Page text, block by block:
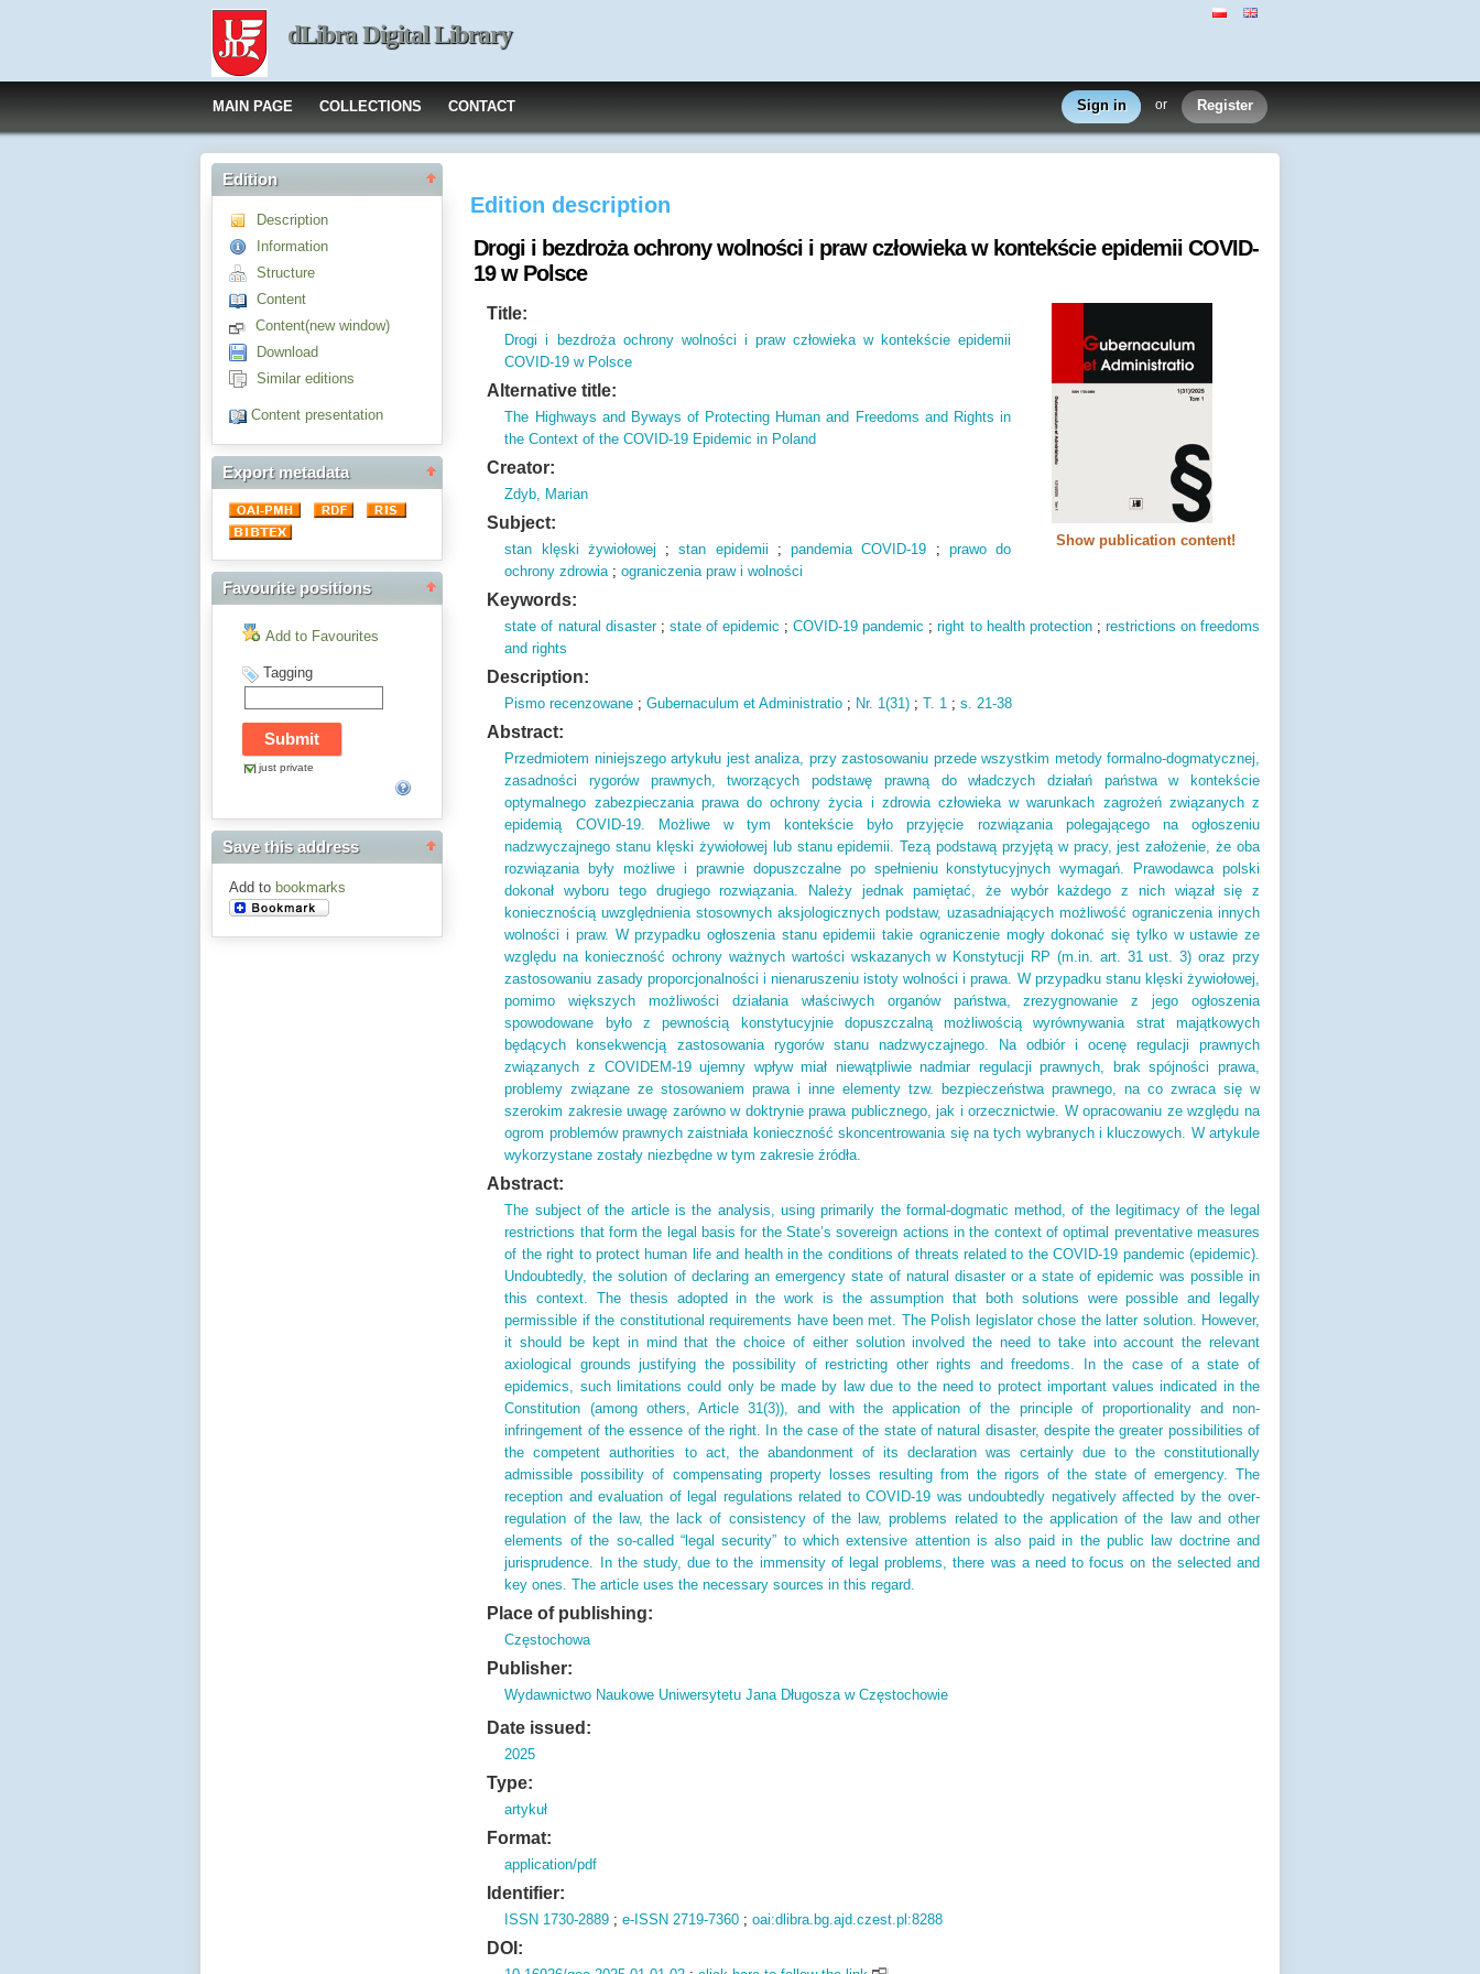
dLibra Digital Library
MAIN PAGE COLLECTIONS CONTACT Sign in or Register
Edition
Description
Information
Structure
Content
Content(new window)
Download
Similar editions
Content presentation
Export metadata
Favourite positions
Add to Favourites
Tagging
just private
Save this address
Add to bookmarks
Edition description
Drogi i bezdroża ochrony wolności i praw człowieka w kontekście epidemii COVID-
19 w Polsce
Show publication content!
Title:
Drogi i bezdroża ochrony wolności i praw człowieka w kontekście epidemii
COVID-19 w Polsce
Alternative title:
The Highways and Byways of Protecting Human and Freedoms and Rights in
the Context of the COVID-19 Epidemic in Poland
Creator:
Zdyb, Marian
Subject:
stan klęski żywiołowej ;stan epidemii ;pandemia COVID-19 ; prawo do
ochrony zdrowia;ograniczenia praw i wolności
Keywords:
state of natural disaster; state of epidemic ;COVID-19 pandemic ;right to health protection; restrictions on freedoms
and rights
Description:
Pismo recenzowane ;Gubernaculum et Administratio ; Nr. 1(31) ;T. 1 ;s. 21-38
Abstract:
Przedmiotem niniejszego artykułu jest analiza, przy zastosowaniu przede wszystkim metody formalno-dogmatycznej,
zasadności rygorów prawnych, tworzących podstawę prawną do władczych działań państwa w kontekście
optymalnego zabezpieczania prawa do ochrony życia i zdrowia człowieka w warunkach zagrożeń związanych z
epidemią COVID-19. Możliwe w tym kontekście było przyjęcie rozwiązania polegającego na ogłoszeniu
nadzwyczajnego stanu klęski żywiołowej lub stanu epidemii. Tezą podstawą przyjętą w pracy, jest założenie, że oba
rozwiązania były możliwe i prawnie dopuszczalne po spełnieniu konstytucyjnych wymagań. Prawodawca polski
dokonał wyboru tego drugiego rozwiązania. Należy jednak pamiętać, że wybór każdego z nich wiązał się z
koniecznością uwzględnienia stosownych aksjologicznych podstaw, uzasadniających możliwość ograniczenia innych
wolności i praw. W przypadku ogłoszenia stanu epidemii takie ograniczenie mogły dokonać się tylko w ustawie ze
względu na konieczność ochrony ważnych wartości wskazanych w Konstytucji RP (m.in. art. 31 ust. 3) oraz przy
zastosowaniu zasady proporcjonalności i nienaruszeniu istoty wolności i prawa. W przypadku stanu klęski żywiołowej,
pomimo większych możliwości działania właściwych organów państwa, zrezygnowanie z jego ogłoszenia
spowodowane było z pewnością konstytucyjnie dopuszczalną możliwością wyrównywania strat majątkowych
będących konsekwencją zastosowania rygorów stanu nadzwyczajnego. Na odbiór i ocenę regulacji prawnych
związanych z COVIDEM-19 ujemny wpływ miał niewątpliwie nadmiar regulacji prawnych, brak spójności prawa,
problemy związane ze stosowaniem prawa i inne elementy tzw. bezpieczeństwa prawnego, na co zwraca się w
szerokim zakresie uwagę zarówno w doktrynie prawa publicznego, jak i orzecznictwie. W opracowaniu ze względu na
ogrom problemów prawnych zaistniała konieczność skoncentrowania się na tych wybranych i kluczowych. W artykule
wykorzystane zostały niezbędne w tym zakresie źródła.
Abstract:
The subject of the article is the analysis, using primarily the formal-dogmatic method, of the legitimacy of the legal
restrictions that form the legal basis for the State’s sovereign actions in the context of optimal preventative measures
of the right to protect human life and health in the conditions of threats related to the COVID-19 pandemic (epidemic).
Undoubtedly, the solution of declaring an emergency state of natural disaster or a state of epidemic was possible in
this context. The thesis adopted in the work is the assumption that both solutions were possible and legally
permissible if the constitutional requirements have been met. The Polish legislator chose the latter solution. However,
it should be kept in mind that the choice of either solution involved the need to take into account the relevant
axiological grounds justifying the possibility of restricting other rights and freedoms. In the case of a state of
epidemics, such limitations could only be made by law due to the need to protect important values indicated in the
Constitution (among others, Article 31(3)), and with the application of the principle of proportionality and non-
infringement of the essence of the right. In the case of the state of natural disaster, despite the greater possibilities of
the competent authorities to act, the abandonment of its declaration was certainly due to the constitutionally
admissible possibility of compensating property losses resulting from the rigors of the state of emergency. The
reception and evaluation of legal regulations related to COVID-19 was undoubtedly negatively affected by the over-
regulation of the law, the lack of consistency of the law, problems related to the application of the law and other
elements of the so-called “legal security” to which extensive attention is also paid in the public law doctrine and
jurisprudence. In the study, due to the immensity of legal problems, there was a need to focus on the selected and
key ones. The article uses the necessary sources in this regard.
Place of publishing:
Częstochowa
Publisher:
Wydawnictwo Naukowe Uniwersytetu Jana Długosza w Częstochowie
Date issued:
2025
Type:
artykuł
Format:
application/pdf
Identifier:
ISSN 1730-2889 ;e-ISSN 2719-7360 ;oai:dlibra.bg.ajd.czest.pl:8288
DOI: